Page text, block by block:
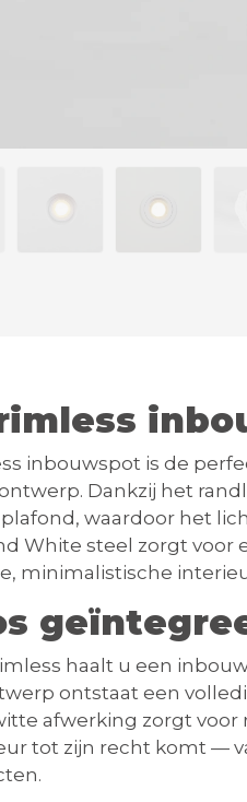
inbouwspot is de
. Dankzij het
waardoor het
White steel zorgt voor
minimalistische
haalt u een
ontstaat een
afwerking zorgt
tot zijn recht komt —